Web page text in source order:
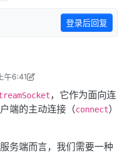
登录后回复
午6:41
2026年5月2日 下午2:47
，它作为面向连
端的主动连接（connect）
务端而言，我们需要一种